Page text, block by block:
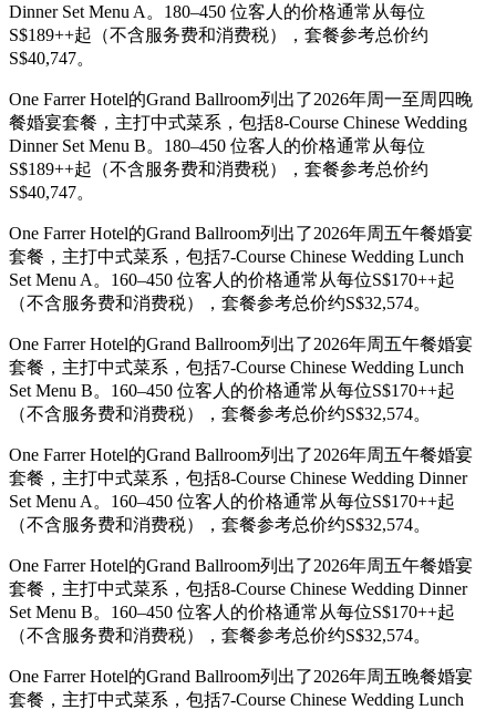
Dinner Set Menu A。180–450 位客人的价格通常从每位
S$189++起（不含服务费和消费税），套餐参考总价约
S$40,747。
One Farrer Hotel的Grand Ballroom列出了2026年周一至周四晚
餐婚宴套餐，主打中式菜系，包括8-Course Chinese Wedding
Dinner Set Menu B。180–450 位客人的价格通常从每位
S$189++起（不含服务费和消费税），套餐参考总价约
S$40,747。
One Farrer Hotel的Grand Ballroom列出了2026年周五午餐婚宴
套餐，主打中式菜系，包括7-Course Chinese Wedding Lunch
Set Menu A。160–450 位客人的价格通常从每位S$170++起
（不含服务费和消费税），套餐参考总价约S$32,574。
One Farrer Hotel的Grand Ballroom列出了2026年周五午餐婚宴
套餐，主打中式菜系，包括7-Course Chinese Wedding Lunch
Set Menu B。160–450 位客人的价格通常从每位S$170++起
（不含服务费和消费税），套餐参考总价约S$32,574。
One Farrer Hotel的Grand Ballroom列出了2026年周五午餐婚宴
套餐，主打中式菜系，包括8-Course Chinese Wedding Dinner
Set Menu A。160–450 位客人的价格通常从每位S$170++起
（不含服务费和消费税），套餐参考总价约S$32,574。
One Farrer Hotel的Grand Ballroom列出了2026年周五午餐婚宴
套餐，主打中式菜系，包括8-Course Chinese Wedding Dinner
Set Menu B。160–450 位客人的价格通常从每位S$170++起
（不含服务费和消费税），套餐参考总价约S$32,574。
One Farrer Hotel的Grand Ballroom列出了2026年周五晚餐婚宴
套餐，主打中式菜系，包括7-Course Chinese Wedding Lunch